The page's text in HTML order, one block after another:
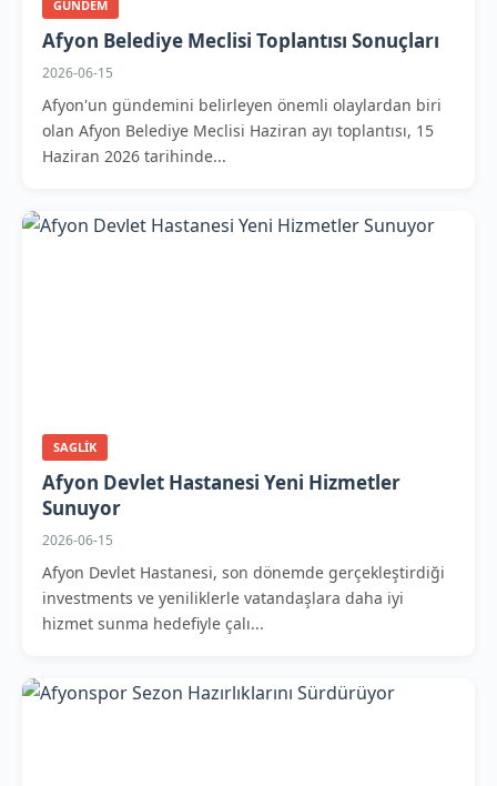
GUNDEM
Afyon Belediye Meclisi Toplantısı Sonuçları
2026-06-15
Afyon'un gündemini belirleyen önemli olaylardan biri
olan Afyon Belediye Meclisi Haziran ayı toplantısı, 15
Haziran 2026 tarihinde...
SAGLIK
Afyon Devlet Hastanesi Yeni Hizmetler
Sunuyor
2026-06-15
Afyon Devlet Hastanesi, son dönemde gerçekleştirdiği
investments ve yeniliklerle vatandaşlara daha iyi
hizmet sunma hedefiyle çalı...